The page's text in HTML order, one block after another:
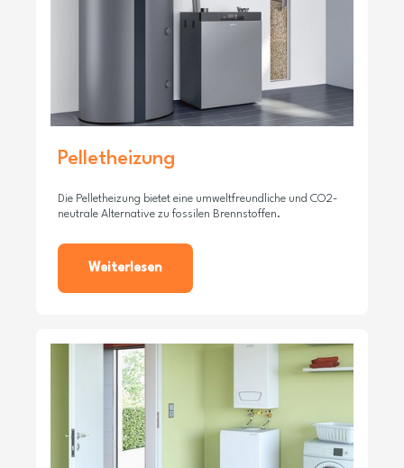
Pelletheizung
Die Pelletheizung bietet eine umweltfreundliche und CO2-
neutrale Alternative zu fossilen Brennstoffen.
Weiterlesen